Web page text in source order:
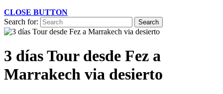
CLOSE BUTTON
Search for:
3 días Tour desde Fez a
Marrakech via desierto